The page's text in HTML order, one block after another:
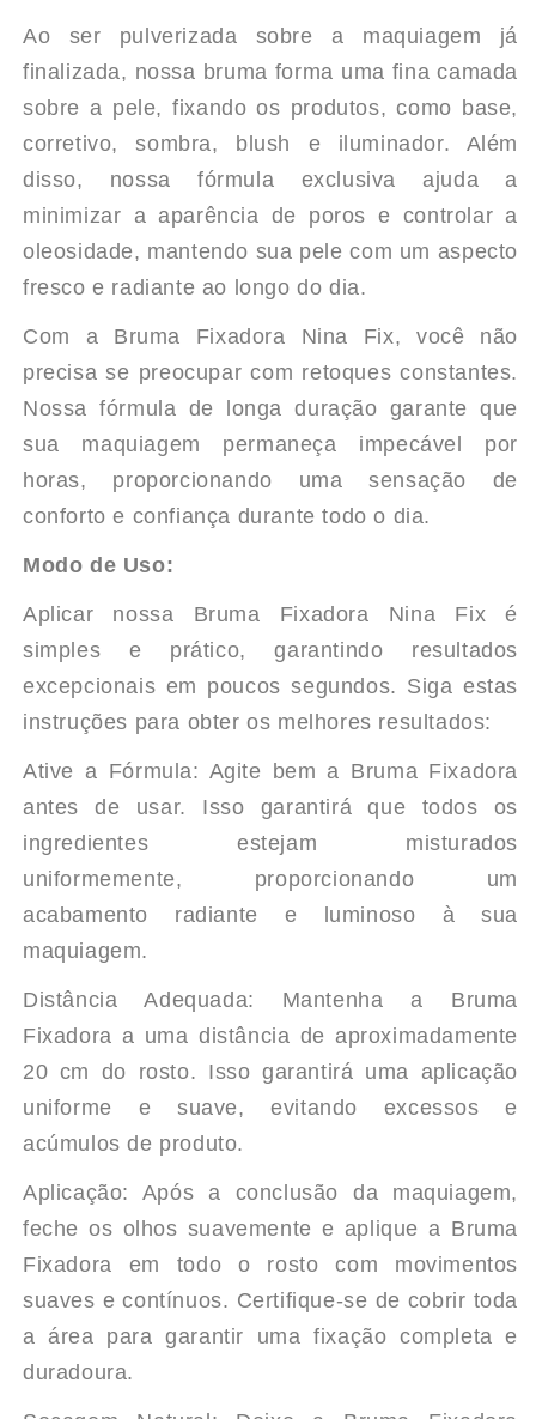
Ao ser pulverizada sobre a maquiagem já
finalizada, nossa bruma forma uma fina camada
sobre a pele, fixando os produtos, como base,
corretivo, sombra, blush e iluminador. Além
disso, nossa fórmula exclusiva ajuda a
minimizar a aparência de poros e controlar a
oleosidade, mantendo sua pele com um aspecto
fresco e radiante ao longo do dia.
Com a Bruma Fixadora Nina Fix, você não
precisa se preocupar com retoques constantes.
Nossa fórmula de longa duração garante que
sua maquiagem permaneça impecável por
horas, proporcionando uma sensação de
conforto e confiança durante todo o dia.
Modo de Uso:
Aplicar nossa Bruma Fixadora Nina Fix é
simples e prático, garantindo resultados
excepcionais em poucos segundos. Siga estas
instruções para obter os melhores resultados:
Ative a Fórmula: Agite bem a Bruma Fixadora
antes de usar. Isso garantirá que todos os
ingredientes estejam misturados
uniformemente, proporcionando um
acabamento radiante e luminoso à sua
maquiagem.
Distância Adequada: Mantenha a Bruma
Fixadora a uma distância de aproximadamente
20 cm do rosto. Isso garantirá uma aplicação
uniforme e suave, evitando excessos e
acúmulos de produto.
Aplicação: Após a conclusão da maquiagem,
feche os olhos suavemente e aplique a Bruma
Fixadora em todo o rosto com movimentos
suaves e contínuos. Certifique-se de cobrir toda
a área para garantir uma fixação completa e
duradoura.